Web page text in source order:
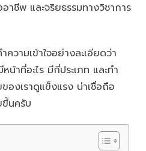
าชีพ และจริยธรรมทางวิชาการ
วามเข้าใจอย่างละเอียดว่า
าที่อะไร มีกี่ประเภท และทำ
องเราดูแข็งแรง น่าเชื่อถือ
นครับ